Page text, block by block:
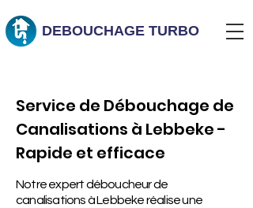
DEBOUCHAGE TURBO
Service de Débouchage de
Canalisations à Lebbeke -
Rapide et efficace
Notre expert déboucheur de
canalisations à Lebbeke réalise une